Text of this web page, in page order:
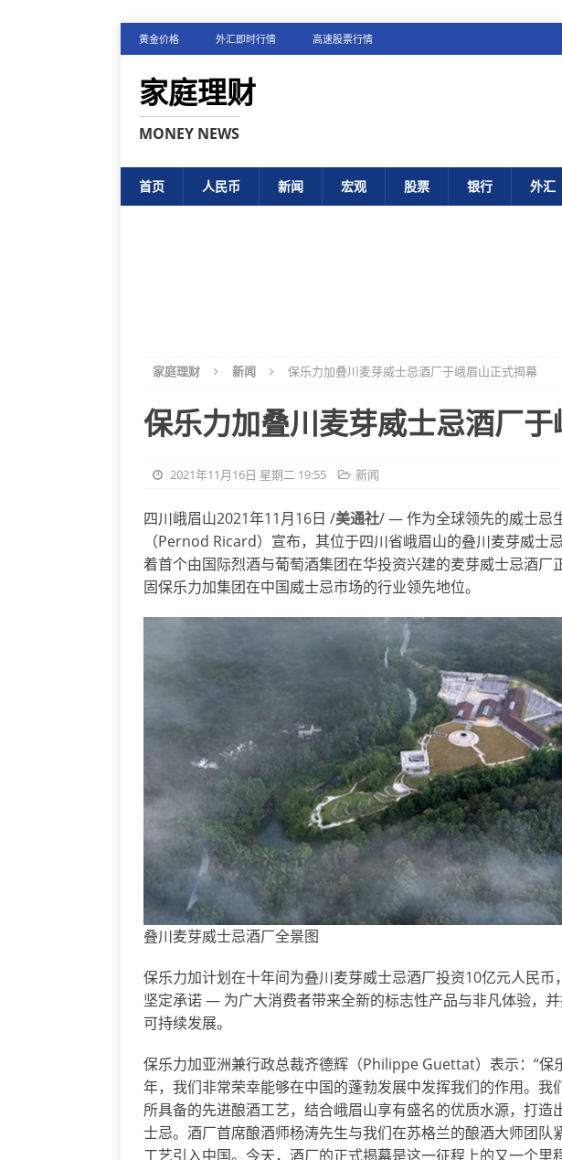
黄金价格 外汇即时行情 高速股票行情
家庭理财
MONEY NEWS
首页 人民币 新闻 宏观 股票 银行 外汇
家庭理财 新闻 保乐力加叠川麦芽威士忌酒厂于峨眉山正式揭幕
保乐力加叠川麦芽威士忌酒厂
2021年11月16日 星期二 19:55 新闻
四川峨眉山2021年11月16日 /美通社/ — 作为全球领先的威士忌
（Pernod Ricard）宣布，其位于四川省峨眉山的叠川麦芽威士
着首个由国际烈酒与葡萄酒集团在华投资兴建的麦芽威士忌酒厂
固保乐力加集团在中国威士忌市场的行业领先地位。
叠川麦芽威士忌酒厂全景图
保乐力加计划在十年间为叠川麦芽威士忌酒厂投资10亿元人民
坚定承诺 — 为广大消费者带来全新的标志性产品与非凡体验，
可持续发展。
保乐力加亚洲兼行政总裁齐德辉（Philippe Guettat）表示：“保
年，我们非常荣幸能够在中国的蓬勃发展中发挥我们的作用。我
所具备的先进酿酒工艺，结合峨眉山享有盛名的优质水源，打造
士忌。酒厂首席酿酒师杨涛先生与我们在苏格兰的酿酒大师团队
工艺引入中国。今天，酒厂的正式揭幕是这一征程上的又一个里